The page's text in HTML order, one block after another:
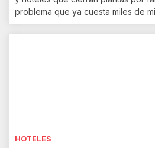
problema que ya cuesta miles de
HOTELES